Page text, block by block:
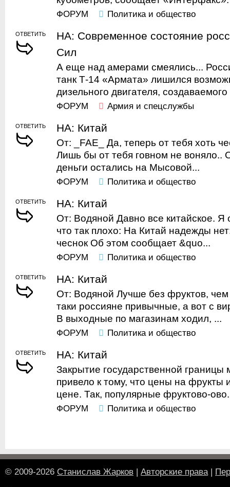
ФОРУМ Политика и общество
ОТВЕТИТЬ
НА: Современное состояние
Сил
А еще над амерами смеялись...
танк Т-14 «Армата» лишился
дизельного двигателя, создаваемого
ФОРУМ Армия и спецслужбы
ОТВЕТИТЬ НА: Китай
От: _FAE_ Да, теперь от тебя хоть
Лишь бы от тебя говном не воняло..
деньги остались на Мысовой...
ФОРУМ Политика и общество
ОТВЕТИТЬ НА: Китай
От: Водяной Давно все китайское. Я
что так плохо: На Китай надежды
чеснок Об этом сообщает &quo...
ФОРУМ Политика и общество
ОТВЕТИТЬ НА: Китай
От: Водяной Лучше без фруктов,
таки россияне привычные, а вот с
В выходные по магазинам ходил, ...
ФОРУМ Политика и общество
ОТВЕТИТЬ НА: Китай
Закрытие государственной
привело к тому, что цены на фрукты
цене. Так, популярные фруктово-
ФОРУМ Политика и общество
© 2009-2026 Станислав Жарков | Авторские права|